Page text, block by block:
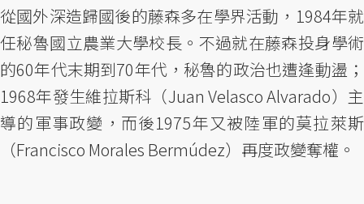
從國外深造歸國後的藤森多在學界活動，1984年就
任秘魯國立農業大學校長。不過就在藤森投身學術
的60年代末期到70年代，秘魯的政治也遭逢動盪；
1968年發生維拉斯科（Juan Velasco Alvarado）主
導的軍事政變，而後1975年又被陸軍的莫拉萊斯
（Francisco Morales Bermúdez）再度政變奪權。